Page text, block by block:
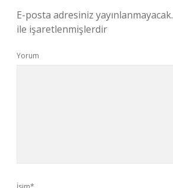
E-posta adresiniz yayınlanmayacak.
ile işaretlenmişlerdir
Yorum